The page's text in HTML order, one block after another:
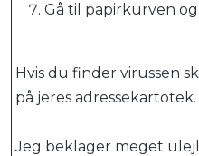
Gå til papirkurven
Hvis du finder virussen
på jeres adressekartotek.
Jeg beklager meget